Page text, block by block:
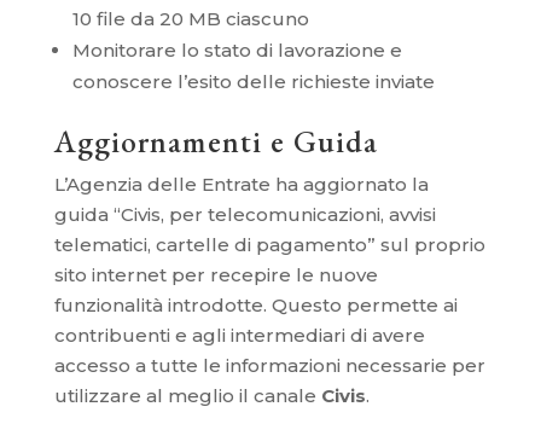
10 file da 20 MB ciascuno
Monitorare lo stato di lavorazione e
conoscere l’esito delle richieste inviate
Aggiornamenti e Guida
L’Agenzia delle Entrate ha aggiornato la
guida “Civis, per telecomunicazioni, avvisi
telematici, cartelle di pagamento” sul proprio
sito internet per recepire le nuove
funzionalità introdotte. Questo permette ai
contribuenti e agli intermediari di avere
accesso a tutte le informazioni necessarie per
utilizzare al meglio il canale Civis.